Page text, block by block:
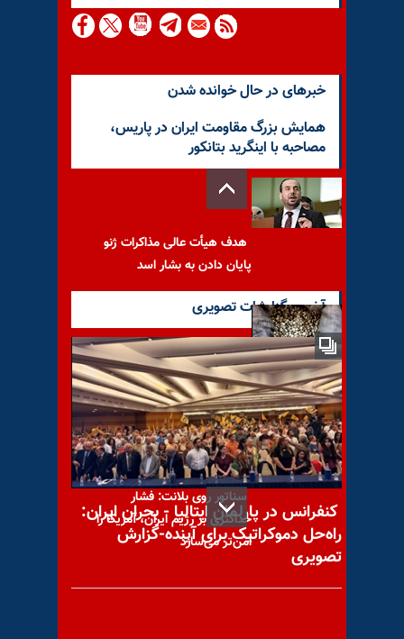
خبرهای در حال خوانده شدن
همایش بزرگ مقاومت ایران در پاریس،
مصاحبه با اینگرید بتانکور
هدف هیأت عالی مذاکرات ژنو
پایان دادن به بشار اسد
روزهای بد شبکه قاچاق مواد
مخدر خامنه‌ای در منطقه
سناتور روی بلانت: فشار
حداکثری بر رژیم ایران، آمریکا را
امن‌تر می‌سازد
آخرین گزارشات تصویری
کنفرانس در پارلمان ایتالیا - بحران ایران:
راه‌حل دموکراتیک برای آینده-گزارش
تصویری